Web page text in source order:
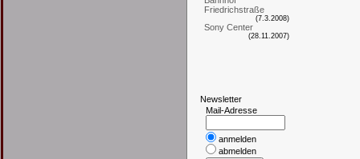
Friedrichstraße
(7.3.2008)
Sony Center
(28.11.2007)
Newsletter
Mail-Adresse
anmelden
abmelden